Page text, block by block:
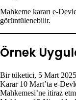
Mahkeme kararı e-
görüntülenebilir.
Örnek
Bir tüketici, 5 Mart
Karar 10 Mart’ta e-
Mahkemesi’ne itiraz